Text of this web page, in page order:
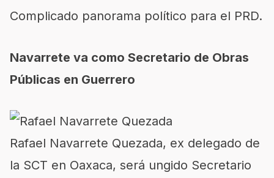
Complicado panorama político para el PRD.
Navarrete va como Secretario de Obras
Públicas en Guerrero
Rafael Navarrete Quezada, ex delegado de
la SCT en Oaxaca, será ungido Secretario